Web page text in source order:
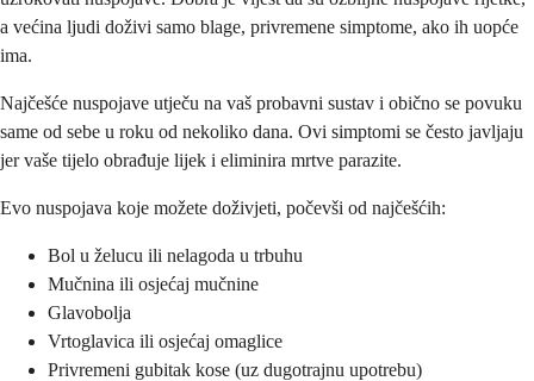
a većina ljudi doživi samo blage, privremene simptome, ako ih uopće
ima.
Najčešće nuspojave utječu na vaš probavni sustav i obično se povuku
same od sebe u roku od nekoliko dana. Ovi simptomi se često javljaju
jer vaše tijelo obrađuje lijek i eliminira mrtve parazite.
Evo nuspojava koje možete doživjeti, počevši od najčešćih:
Bol u želucu ili nelagoda u trbuhu
Mučnina ili osjećaj mučnine
Glavobolja
Vrtoglavica ili osjećaj omaglice
Privremeni gubitak kose (uz dugotrajnu upotrebu)